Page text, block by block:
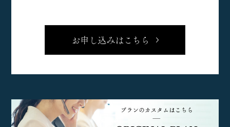
お申し込みはこちら